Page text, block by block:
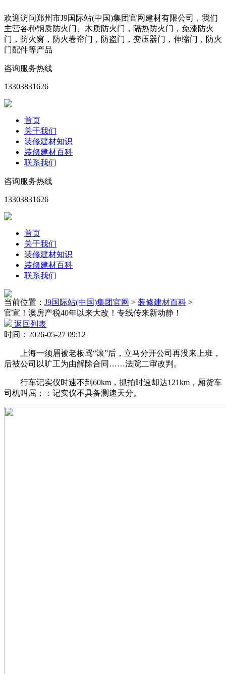
欢迎访问郑州市J9国际站(中国)集团官网建材有限公司，我们
主营各种钢质防火门、木质防火门，隔热防火门，免漆防火
门，防火窗，防火卷帘门，防盗门，变压器门，伸缩门，防火
门配件等产品
咨询服务热线
13303831626
首页
关于我们
装修建材知识
装修建材百科
联系我们
咨询服务热线
13303831626
首页
关于我们
装修建材知识
装修建材百科
联系我们
当前位置： J9国际站(中国)集团官网 > 装修建材百科 >
官宣！澳房产税40年以来大改！专线传来新动静！
返回列表
时间：2026-05-27 09:12
上海一须眉被老板骂“滚”后，立马分开公司再没来上班，
后被公司以旷工为由解除合同……法院二审改判。
行车记实仪时速不到60km，抓拍时速却达121km，厢货车
司机叫屈；：记实仪不具备测速天分。